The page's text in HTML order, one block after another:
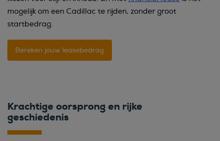
mogelijk om een Cadillac te rijden, zonder groot
startbedrag.
Bereken jouw leasebedrag
Krachtige oorsprong en rijke
geschiedenis